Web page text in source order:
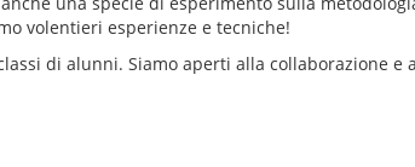
volentieri esperienze e tecniche!
di alunni. Siamo aperti alla collaborazione e